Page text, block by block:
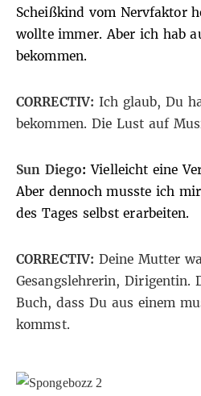
Scheißkind vom Nervfaktor
wollte immer. Aber ich hab
bekommen.
CORRECTIV: Ich glaub, Du
bekommen. Die Lust auf
Sun Diego:Vielleicht eine
Aber dennoch musste ich
des Tages selbst erarbeiten.
CORRECTIV: Deine Mutter
Gesangslehrerin, Dirigentin.
Buch, dass Du aus einem
kommst.